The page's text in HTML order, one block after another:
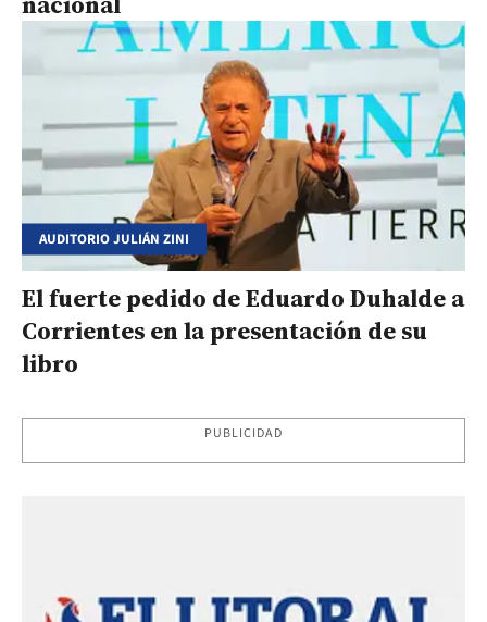
AUDITORIO JULIÁN ZINI
El fuerte pedido de Eduardo Duhalde a
Corrientes en la presentación de su
libro
PUBLICIDAD